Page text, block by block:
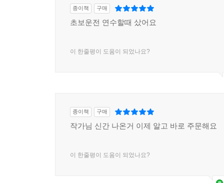
종이책 구매
초보운전 연수할때 샀어요
이 한줄평이 도움이 되었나요?
종이책 구매
작가님 신간 나온거 이제 알고 바로 주문해요
이 한줄평이 도움이 되었나요?